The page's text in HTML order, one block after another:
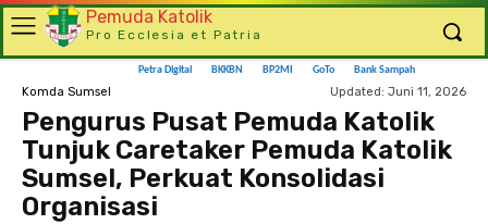
Pemuda Katolik
Pro Ecclesia et Patria
Petra Digital BKKBN BP2MI GoTo Bank Sampah
Komda Sumsel Updated: Juni 11, 2026
Pengurus Pusat Pemuda Katolik
Tunjuk Caretaker Pemuda Katolik
Sumsel, Perkuat Konsolidasi
Organisasi